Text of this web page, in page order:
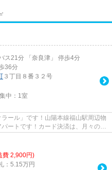
ス21分 「奈良津」 停歩4分
36分
３丁目８番３２号
中： 1室
ール」です！山陽本線福山駅周辺物
ートです！カード決済は、月々の家
費 2,900円)
：5.15万円